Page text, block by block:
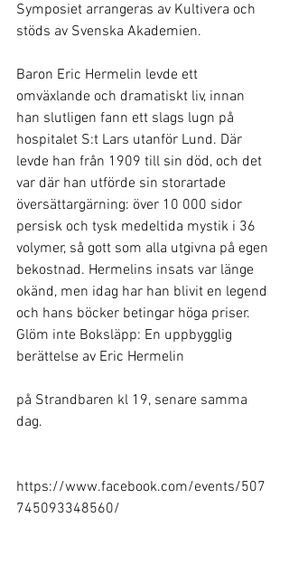
Symposiet arrangeras av Kultivera och
stöds av Svenska Akademien.
Baron Eric Hermelin levde ett
omväxlande och dramatiskt liv, innan
han slutligen fann ett slags lugn på
hospitalet S:t Lars utanför Lund. Där
levde han från 1909 till sin död, och det
var där han utförde sin storartade
översättargärning: över 10 000 sidor
persisk och tysk medeltida mystik i 36
volymer, så gott som alla utgivna på egen
bekostnad. Hermelins insats var länge
okänd, men idag har han blivit en legend
och hans böcker betingar höga priser.
Glöm inte Boksläpp: En uppbygglig
berättelse av Eric Hermelin
på Strandbaren kl 19, senare samma
dag.
https://www.facebook.com/events/507
745093348560/